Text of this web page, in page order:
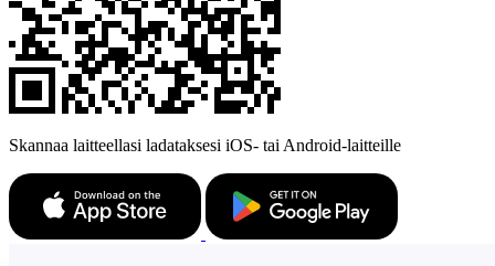
Skannaa laitteellasi ladataksesi iOS- tai Android-laitteille